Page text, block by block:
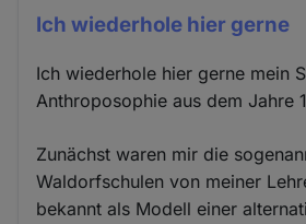
Ich wiederhole hier gerne
Ich wiederhole hier gerne mein
Anthroposophie aus dem Jahre
Zunächst waren mir die
Waldorfschulen von meiner
bekannt als Modell einer